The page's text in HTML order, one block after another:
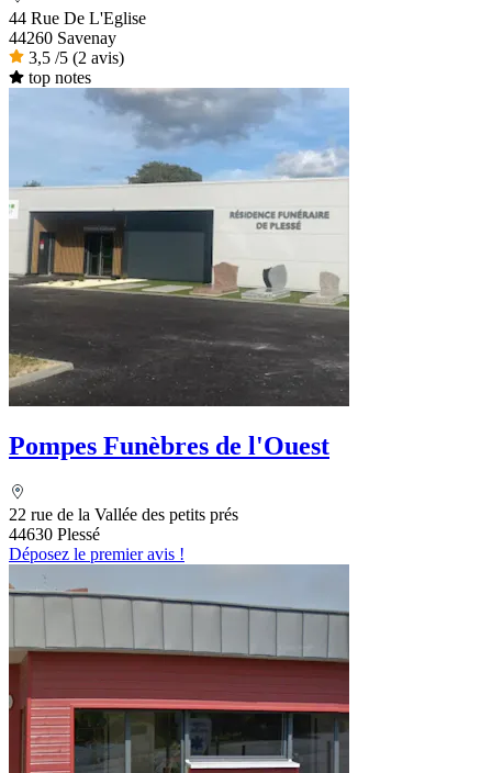
44 Rue De L'Eglise
44260 Savenay
3,5 /5 (2 avis)
top notes
Pompes Funèbres de l'Ouest
22 rue de la Vallée des petits prés
44630 Plessé
Déposez le premier avis !